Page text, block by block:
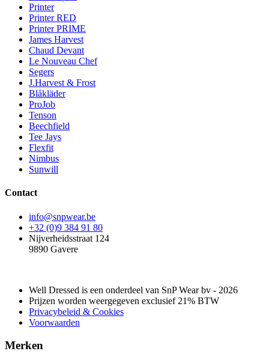
Printer
Printer RED
Printer PRIME
James Harvest
Chaud Devant
Le Nouveau Chef
Segers
J.Harvest & Frost
Blåkläder
ProJob
Tenson
Beechfield
Tee Jays
Flexfit
Nimbus
Sunwill
Contact
info@snpwear.be
+32 (0)9 384 91 80
Nijverheidsstraat 124
9890 Gavere
Well Dressed is een onderdeel van SnP Wear bv - 2026
Prijzen worden weergegeven exclusief 21% BTW
Privacybeleid & Cookies
Voorwaarden
Merken